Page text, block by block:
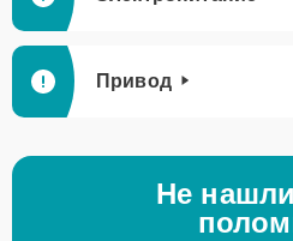
Привод
Не